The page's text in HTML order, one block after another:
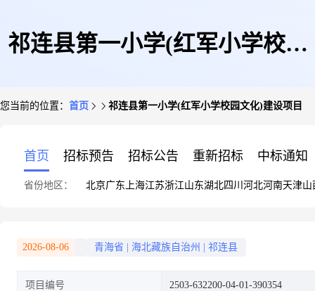
祁连县第一小学(红军小学校园
您当前的位置： 首页 祁连县第一小学(红军小学校园文化)建设项目
首页 招标预告 招标公告 重新招标 中标通知
省份地区： 北京广东 上海江苏浙江山东湖北四川 河北河南天津山
2026-08-06 青海省 海北藏族自治州 祁连县
项目编号 2503-632200-04-01-390354